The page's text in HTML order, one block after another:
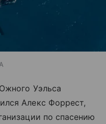
Уэльса
Алекс Форрест,
по спасению